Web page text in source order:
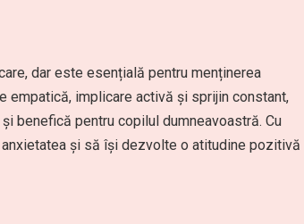
dar este esențială pentru menținerea
empatică, implicare activă și sprijin constant,
benefică pentru copilul dumneavoastră. Cu
și să își dezvolte o atitudine pozitivă